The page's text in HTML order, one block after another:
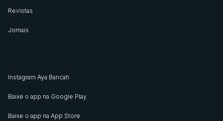
Revistas
Jornais
Instagram Aya Bancah
Baixe o app na Google Play
Baixe o app na App Store